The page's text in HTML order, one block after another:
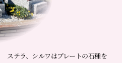
ステラ、シルワはプレートの石種を